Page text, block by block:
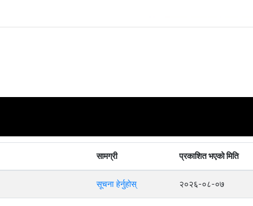
सामग्री प्रकाशित भएको मिति
सूचना हेर्नुहोस् २०२६-०८-०७